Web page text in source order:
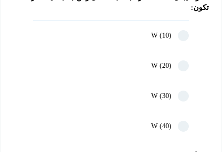
تكون:
(10) W
(20) W
(30) W
(40) W